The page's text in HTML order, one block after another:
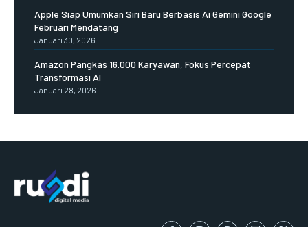
Apple Siap Umumkan Siri Baru Berbasis Ai Gemini Google
Februari Mendatang
Januari 30, 2026
Amazon Pangkas 16.000 Karyawan, Fokus Percepat
Transformasi AI
Januari 28, 2026